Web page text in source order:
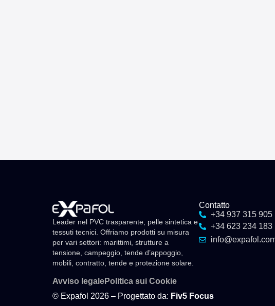
Leader nel PVC trasparente, pelle sintetica e
tessuti tecnici. Offriamo prodotti su misura
per vari settori: marittimi, strutture a
tensione, campeggio, tende d’appoggio,
mobili, contratto, tende e protezione solare.
Contatto
+34 937 315 905
+34 623 234 183
Avviso legalePolitica sui Cookie
© Expafol 2026 – Progettato da: Fiv5 Focus